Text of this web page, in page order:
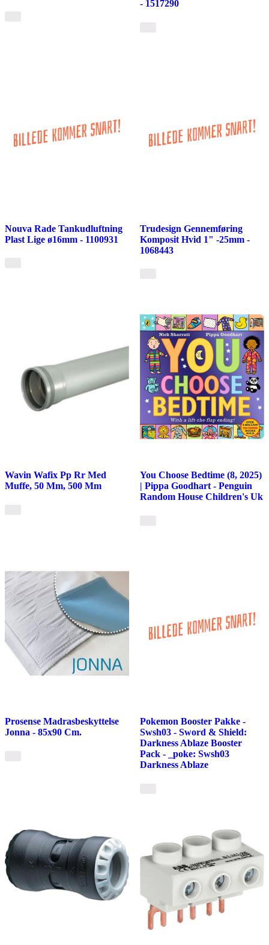
- 1517290
Nouva Rade Tankudluftning
Plast Lige ø16mm - 1100931
Trudesign Gennemføring
Komposit Hvid 1" -25mm -
1068443
Wavin Wafix Pp Rr Med
Muffe, 50 Mm, 500 Mm
You Choose Bedtime (8, 2025)
| Pippa Goodhart - Penguin
Random House Children's Uk
Prosense Madrasbeskyttelse
Jonna - 85x90 Cm.
Pokemon Booster Pakke -
Swsh03 - Sword & Shield:
Darkness Ablaze Booster
Pack - _poke: Swsh03
Darkness Ablaze